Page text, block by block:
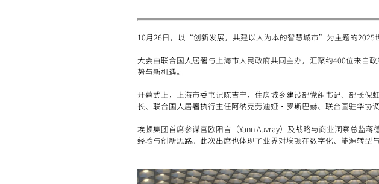
10月26日，以“创新发展，共建以人为本的智慧城市”为主题的2025
大会由联合国人居署与上海市人民政府共同主办，汇聚约400位来自
势与新机遇。
开幕式上，上海市委书记陈吉宁，住房城乡建设部党组书记、部长
长、联合国人居署执行主任阿纳克劳迪娅·罗斯巴赫、联合国驻华协
埃顿集团首席参谋官欧阳言（Yann Auvray）及战略与商业洞察总监
经验与创新思路。此次出席也体现了业界对埃顿在数字化、能源转型